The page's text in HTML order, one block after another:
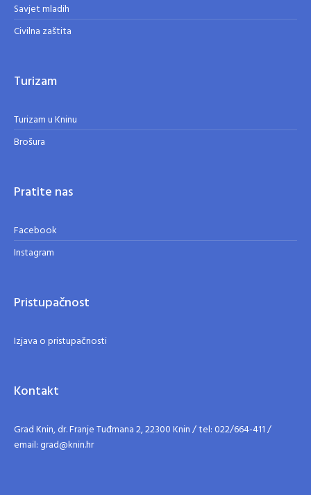
Savjet mladih
Civilna zaštita
Turizam
Turizam u Kninu
Brošura
Pratite nas
Facebook
Instagram
Pristupačnost
Izjava o pristupačnosti
Kontakt
Grad Knin, dr. Franje Tuđmana 2, 22300 Knin / tel: 022/664-411 /
email: grad@knin.hr